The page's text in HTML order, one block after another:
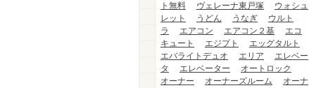
ト無料
ヴェレーナ東戸塚
ウォシュ
レット
うどん うなぎ
ウルト
ラ
エアコン エアコン２基
エコ
キュート
エジプト
エッグタルト
エバライトデュオ
エリア
エレベー
タ
エレベーター
オートロック
オーナー
オーナーズルーム
オーナ